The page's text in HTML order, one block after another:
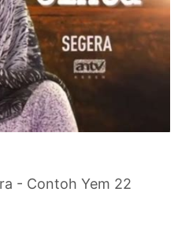
- Contoh Yem 22